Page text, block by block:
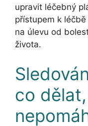
upravit léčebný
přístupem k
na úlevu od
života.
co